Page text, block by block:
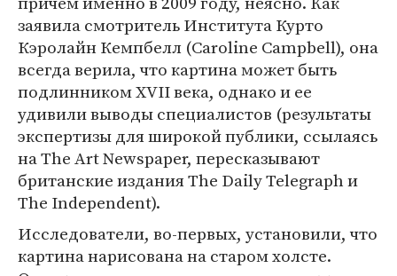
заявила смотритель Института Курто
Кэролайн Кемпбелл (Caroline Campbell), она
всегда верила, что картина может быть
подлинником XVII века, однако и ее
удивили выводы специалистов (результаты
экспертизы для широкой публики, ссылаясь
на The Art Newspaper, пересказывают
британские издания The Daily Telegraph и
The Independent).
Исследователи, во-первых, установили, что
картина нарисована на старом холсте.